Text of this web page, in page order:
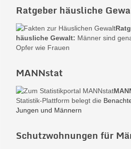
Ratgeber häusliche
häusliche Gewalt: Männer sind
Opfer wie Frauen
MANNstat
Statistik-Plattform belegt die
Jungen und Männern
Schutzwohnungen für